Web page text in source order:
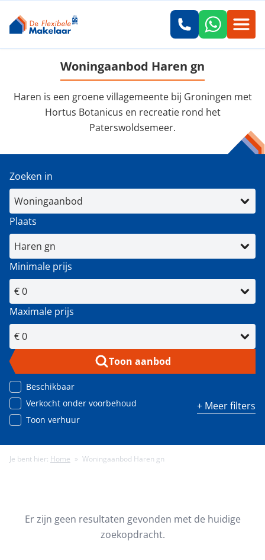
Woningaanbod Haren gn
Haren is een groene villagemeente bij Groningen met
Hortus Botanicus en recreatie rond het
Paterswoldsemeer.
Zoeken in
Plaats
Minimale prijs
Maximale prijs
Toon aanbod
Beschikbaar
Verkocht onder voorbehoud
Toon verhuur
+ Meer filters
Minimale energielabel
Minimale gebruiksoppervlakte (m²)
Je bent hier: Home » Woningaanbod Haren gn
Er zijn geen resultaten gevonden met de huidige
zoekopdracht.